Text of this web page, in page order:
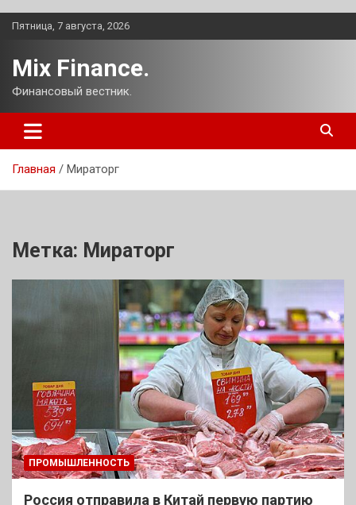
Перейти
Пятница, 7 августа, 2026
Mix Finance.
Финансовый вестник.
Главная Мираторг
Метка: Мираторг
ПРОМЫШЛЕННОСТЬ
Россия отправила в Китай первую партию